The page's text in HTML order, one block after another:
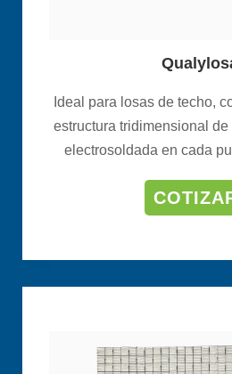
Ideal para losas de techo,
estructura tridimensional
electrosoldada en cada